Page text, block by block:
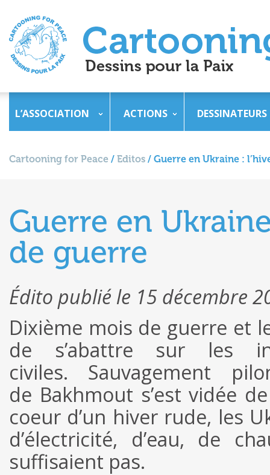
L’ASSOCIATION ACTIONS DESSINATEURS
Cartooning for Peace / Editos / Guerre en Ukraine :
Guerre en
de guerre
Édito publié le 15 décembre
Dixième mois de guerre et
de s’abattre sur les
civiles. Sauvagement
de Bakhmout s’est vidée
coeur d’un hiver rude, les
d’électricité, d’eau, de
suffisaient pas.